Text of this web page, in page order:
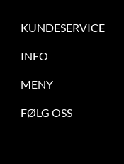
KUNDESERVICE
INFO
MENY
FØLG OSS